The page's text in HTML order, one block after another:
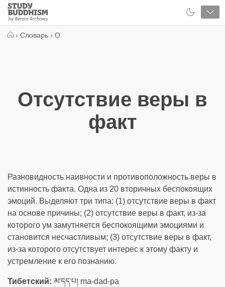
Close
Study
Buddhism
› Словарь › О
Отсутствие веры в
факт
Разновидность наивности и противоположность веры в
истинность факта. Одна из 20 вторичных беспокоящих
эмоций. Выделяют три типа: (1) отсутствие веры в факт
на основе причины; (2) отсутствие веры в факт, из-за
которого ум замутняется беспокоящими эмоциями и
становится несчастливым; (3) отсутствие веры в факт,
из-за которого отсутствует интерес к этому факту и
устремление к его познанию.
Тибетский: མ་དད་པ། ma-dad-pa